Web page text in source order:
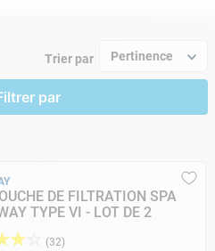
Trier par Pertinence
DE FILTRATION SPA
TYPE VI - LOT DE 2
★ (32)